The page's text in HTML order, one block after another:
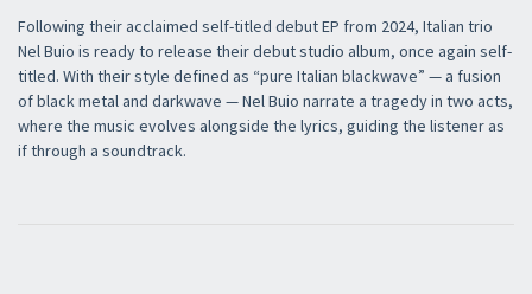
Following their acclaimed self-titled debut EP from 2024, Italian trio
Nel Buio is ready to release their debut studio album, once again self-
titled. With their style defined as “pure Italian blackwave” — a fusion
of black metal and darkwave — Nel Buio narrate a tragedy in two acts,
where the music evolves alongside the lyrics, guiding the listener as
if through a soundtrack.